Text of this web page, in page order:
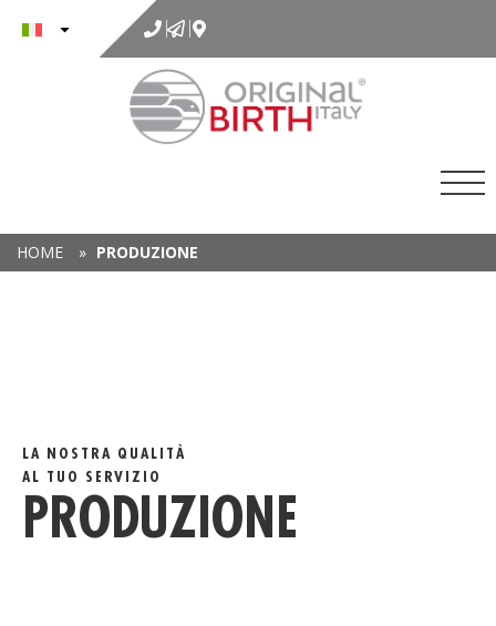
contenuto
HOME » PRODUZIONE
LA NOSTRA QUALITÀ
AL TUO SERVIZIO
PRODUZIONE